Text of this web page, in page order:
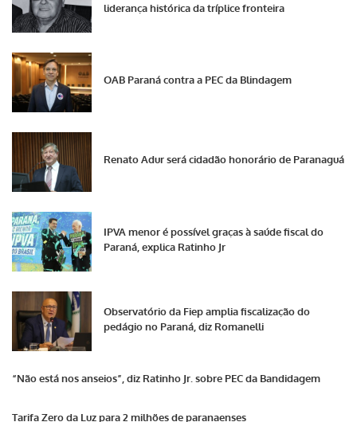
liderança histórica da tríplice fronteira
OAB Paraná contra a PEC da Blindagem
Renato Adur será cidadão honorário de Paranaguá
IPVA menor é possível graças à saúde fiscal do
Paraná, explica Ratinho Jr
Observatório da Fiep amplia fiscalização do
pedágio no Paraná, diz Romanelli
“Não está nos anseios”, diz Ratinho Jr. sobre PEC da Bandidagem
Tarifa Zero da Luz para 2 milhões de paranaenses